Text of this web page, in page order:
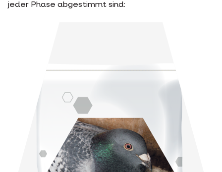
jeder Phase abgestimmt sind: